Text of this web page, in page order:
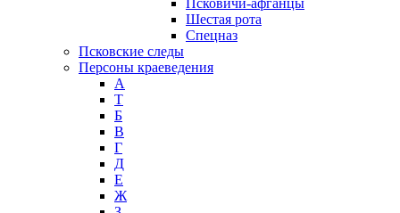
Шестая рота
Спецназ
Псковские следы
Персоны краеведения
А
T
Б
В
Г
Д
Е
Ж